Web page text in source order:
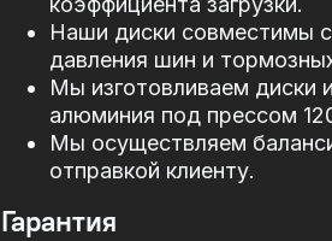
Наши диски совместимы
давления шин и
Мы изготовливаем диски
алюминия под прессом
Мы осуществляем
отправкой клиенту.
Гарантия